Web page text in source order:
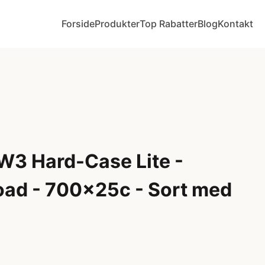
ForsideProdukterTop RabatterBlogKontakt
Hard-Case Lite -
- 700x25c - Sort med